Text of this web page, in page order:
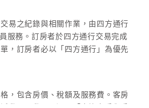
易之紀錄與相關作業，由四方通行
服務。訂房者於四方通行交易完成
，訂房者必以「四方通行」為優先
，包含房價、稅額及服務費。客房